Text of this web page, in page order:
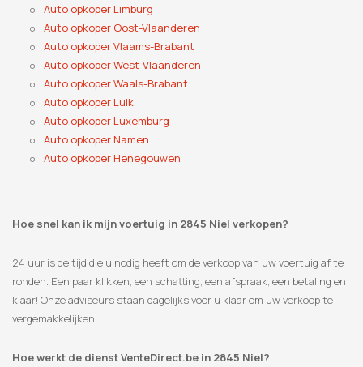
Auto opkoper Limburg
Auto opkoper Oost-Vlaanderen
Auto opkoper Vlaams-Brabant
Auto opkoper West-Vlaanderen
Auto opkoper Waals-Brabant
Auto opkoper Luik
Auto opkoper Luxemburg
Auto opkoper Namen
Auto opkoper Henegouwen
Hoe snel kan ik mijn voertuig in 2845 Niel verkopen?
24 uur is de tijd die u nodig heeft om de verkoop van uw voertuig af te
ronden. Een paar klikken, een schatting, een afspraak, een betaling en
klaar! Onze adviseurs staan ​​dagelijks voor u klaar om uw verkoop te
vergemakkelijken.
Hoe werkt de dienst VenteDirect.be in 2845 Niel?